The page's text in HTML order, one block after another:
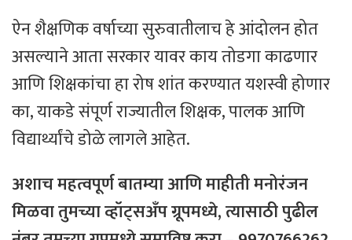
​ऐन शैक्षणिक वर्षाच्या सुरुवातीलाच हे आंदोलन होत
असल्याने आता सरकार यावर काय तोडगा काढणार
आणि शिक्षकांचा हा रोष शांत करण्यात यशस्वी होणार
का, याकडे संपूर्ण राज्यातील शिक्षक, पालक आणि
विद्यार्थ्यांचे डोळे लागले आहेत.
अशाच महत्वपूर्ण बातम्या आणि माहीती मनोरंजन
मिळवा तुमच्या व्हॉट्सअँप ग्रूपमध्ये, त्यासाठीपुढील